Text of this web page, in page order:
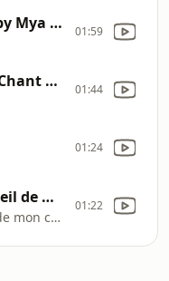
Meilleur Ami (cover by Mya Tess) 01:59
Moi Tel que Je Suis – Chant Gospel Puissant de Restauration & D’Adoration Version Live 2025 01:44
01:24
Daniel KAMBOU_ Soleil de mon coeur
Daniel KAMBOU_ Soleil de mon coeur
01:22